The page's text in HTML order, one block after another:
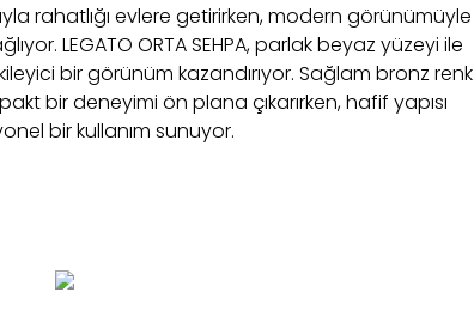
rahatlığı evlere getirirken, modern görünümüyle
LEGATO ORTA SEHPA, parlak beyaz yüzeyi ile
bir görünüm kazandırıyor. Sağlam bronz renk
bir deneyimi ön plana çıkarırken, hafif yapısı
bir kullanım sunuyor.